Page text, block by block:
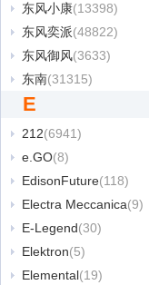
东风小康(13398)
东风奕派(48822)
东风御风(3633)
东南(31315)
E
212(6941)
e.GO(8)
EdisonFuture(118)
Electra Meccanica(9)
E-Legend(30)
Elektron(5)
Elemental(19)